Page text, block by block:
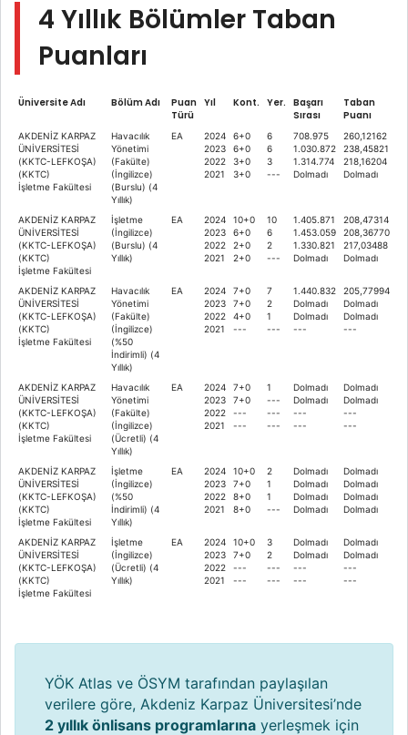
4 Yıllık Bölümler Taban
Puanları
Üniversite Adı Bölüm Adı
Puan
Türü
Yıl Kont. Yer. Başarı
Sırası
Taban
Puanı
AKDENİZ KARPAZ
ÜNİVERSİTESİ
(KKTC-LEFKOŞA)
(KKTC)
İşletme Fakültesi
Havacılık
Yönetimi
(Fakülte)
(İngilizce)
(Burslu) (4
Yıllık)
EA
2024
2023
2022
2021
6+0
6+0
3+0
3+0
6
6
3
---
708.975
1.030.872
1.314.774
Dolmadı
260,12162
238,45821
218,16204
Dolmadı
AKDENİZ KARPAZ
ÜNİVERSİTESİ
(KKTC-LEFKOŞA)
(KKTC)
İşletme Fakültesi
İşletme
(İngilizce)
(Burslu) (4
Yıllık)
EA
2024
2023
2022
2021
10+0
6+0
2+0
2+0
10
6
2
---
1.405.871
1.453.059
1.330.821
Dolmadı
208,47314
208,36770
217,03488
Dolmadı
AKDENİZ KARPAZ
ÜNİVERSİTESİ
(KKTC-LEFKOŞA)
(KKTC)
İşletme Fakültesi
Havacılık
Yönetimi
(Fakülte)
(İngilizce)
(%50
İndirimli) (4
Yıllık)
EA
2024
2023
2022
2021
7+0
7+0
4+0
---
7
2
1
---
1.440.832
Dolmadı
Dolmadı
---
205,77994
Dolmadı
Dolmadı
---
AKDENİZ KARPAZ
ÜNİVERSİTESİ
(KKTC-LEFKOŞA)
(KKTC)
İşletme Fakültesi
Havacılık
Yönetimi
(Fakülte)
(İngilizce)
(Ücretli) (4
Yıllık)
EA
2024
2023
2022
2021
7+0
7+0
---
---
1
---
---
---
Dolmadı
Dolmadı
---
---
Dolmadı
Dolmadı
---
---
AKDENİZ KARPAZ
ÜNİVERSİTESİ
(KKTC-LEFKOŞA)
(KKTC)
İşletme Fakültesi
İşletme
(İngilizce)
(%50
İndirimli) (4
Yıllık)
EA
2024
2023
2022
2021
10+0
7+0
8+0
8+0
2
1
1
---
Dolmadı
Dolmadı
Dolmadı
Dolmadı
Dolmadı
Dolmadı
Dolmadı
Dolmadı
AKDENİZ KARPAZ
ÜNİVERSİTESİ
(KKTC-LEFKOŞA)
(KKTC)
İşletme Fakültesi
İşletme
(İngilizce)
(Ücretli) (4
Yıllık)
EA
2024
2023
2022
2021
10+0
7+0
---
---
3
2
---
---
Dolmadı
Dolmadı
---
---
Dolmadı
Dolmadı
---
---
YÖK Atlas ve ÖSYM tarafından paylaşılan
verilere göre, Akdeniz Karpaz Üniversitesi’nde
2 yıllık önlisans programlarına yerleşmek için